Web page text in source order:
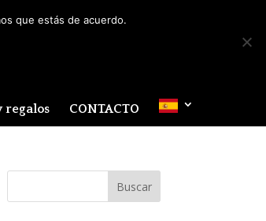
Mi cuenta 0 elementos
regalos CONTACTO
que estás de acuerdo.